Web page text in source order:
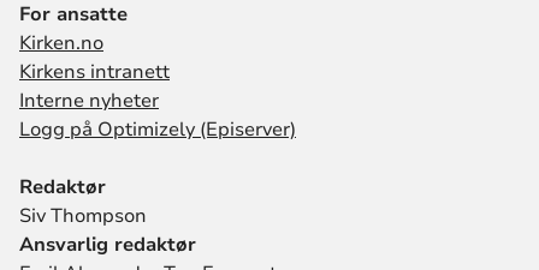
For ansatte
Kirken.no
Kirkens intranett
Interne nyheter
Logg på Optimizely (Episerver)
Redaktør
Siv Thompson
Ansvarlig redaktør